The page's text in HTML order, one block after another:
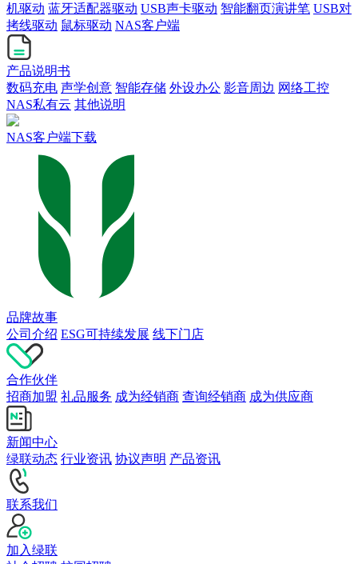
机驱动 蓝牙适配器驱动 USB声卡驱动 智能翻页演讲笔 USB对
拷线驱动 鼠标驱动 NAS客户端
产品说明书
数码充电 声学创意 智能存储 外设办公 影音周边 网络工控
NAS私有云 其他说明
NAS客户端下载
品牌故事
公司介绍 ESG可持续发展 线下门店
合作伙伴
招商加盟 礼品服务 成为经销商 查询经销商 成为供应商
新闻中心
绿联动态 行业资讯 协议声明 产品资讯
联系我们
加入绿联